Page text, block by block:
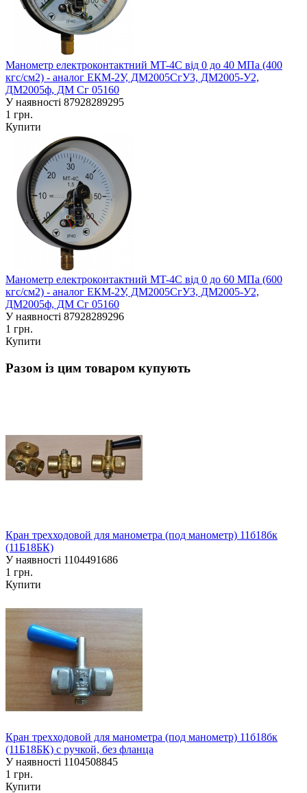
Манометр електроконтактний MT-4C від 0 до 40 МПа (400
кгс/см2) - аналог ЕКM-2У, ДМ2005СгУ3, ДМ2005-У2,
ДМ2005ф, ДМ Сг 05160
У наявності 87928289295
1 грн.
Купити
Манометр електроконтактний MT-4C від 0 до 60 МПа (600
кгс/см2) - аналог ЕКM-2У, ДМ2005СгУ3, ДМ2005-У2,
ДМ2005ф, ДМ Сг 05160
У наявності 87928289296
1 грн.
Купити
Разом із цим товаром купують
Кран трехходовой для манометра (под манометр) 11б18бк
(11Б18БК)
У наявності 1104491686
1 грн.
Купити
Кран трехходовой для манометра (под манометр) 11б18бк
(11Б18БК) с ручкой, без фланца
У наявності 1104508845
1 грн.
Купити